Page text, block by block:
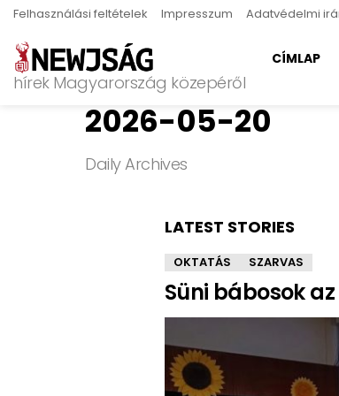
Felhasználási feltételek Impresszum Adatvédelmi
hírek Magyarország közepéről
CÍMLAP
2026-05-20
Daily Archives
LATEST STORIES
OKTATÁS SZARVAS
Süni bábosok